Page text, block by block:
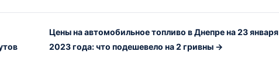
Цены на автомобильное топливо в Днепре на 23 января
2023 года: что подешевело на 2 гривны →